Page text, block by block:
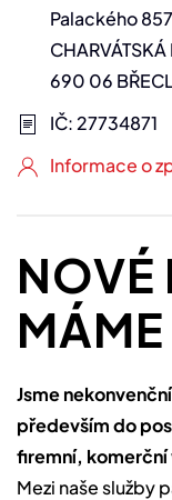
Palackého
690 06
IČ: 27734871
Informace o
NOVÉ
Jsme
především do
firemní, komerční
Mezi naše služby